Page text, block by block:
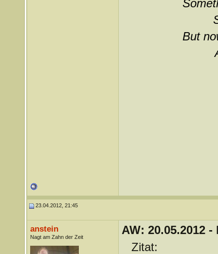
But
23.04.2012, 21:45
anstein
Nagt am Zahn der Zeit
AW: 20.05.2012
Zitat: